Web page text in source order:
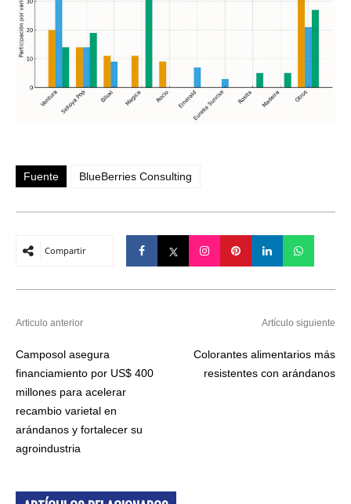
Fuente BlueBerries Consulting
Compartir
Articulo anterior
Camposol asegura
financiamiento por US$ 400
millones para acelerar
recambio varietal en
arándanos y fortalecer su
agroindustria
Artículo siguiente
Colorantes alimentarios más
resistentes con arándanos